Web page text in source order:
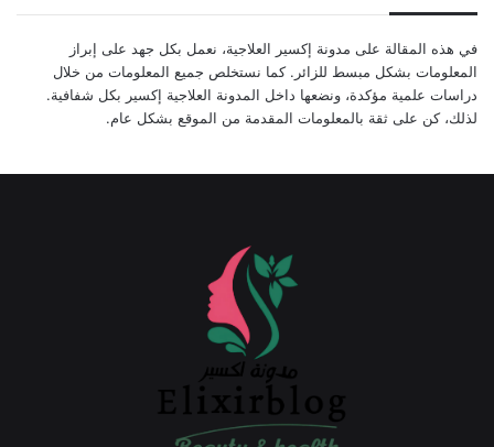
في هذه المقالة على مدونة إكسير العلاجية، نعمل بكل جهد على إبراز
المعلومات بشكل مبسط للزائر. كما نستخلص جميع المعلومات من خلال
دراسات علمية مؤكدة، ونضعها داخل المدونة العلاجية إكسير بكل شفافية.
لذلك، كن على ثقة بالمعلومات المقدمة من الموقع بشكل عام.